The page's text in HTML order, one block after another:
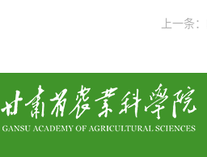
上一条：